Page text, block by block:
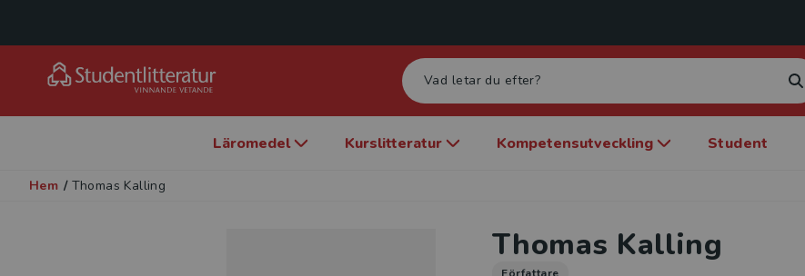
Läromedel Kurslitteratur Kompetensutveckling Student
Hem / Thomas Kalling
Thomas Kalling